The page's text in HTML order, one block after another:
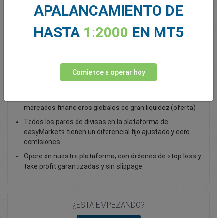
Total Premium
Depositar fondos
Opera con AUD/NZD - como opción vanilla
mercados financieros globales de gran liquidez (oferta)
Todos los pares de divisas en la plataforma de
easyMarkets tienen un diferencial fijo ajustado y cero
comisiones
Opere en nuestra plataforma, con órdenes de stop loss y
take profit garantizadas y sin slippage.
¿ESTÁ EMPEZANDO?
APALANCAMIENTO DE
HASTA 1:2000 EN MT5
Comience a operar hoy